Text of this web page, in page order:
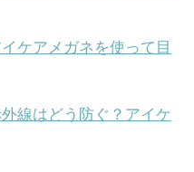
ケアメガネを使って目
線はどう防ぐ？アイケ